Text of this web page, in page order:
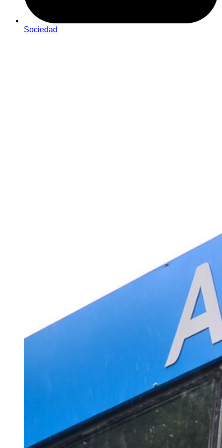
Sociedad